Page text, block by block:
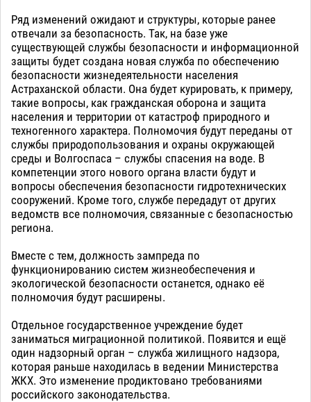
Ряд изменений ожидают и структуры, которые ранее
отвечали за безопасность. Так, на базе уже
существующей службы безопасности и информационной
защиты будет создана новая служба по обеспечению
безопасности жизнедеятельности населения
Астраханской области. Она будет курировать, к примеру,
такие вопросы, как гражданская оборона и защита
населения и территории от катастроф природного и
техногенного характера. Полномочия будут переданы от
службы природопользования и охраны окружающей
среды и Волгоспаса – службы спасения на воде. В
компетенции этого нового органа власти будут и
вопросы обеспечения безопасности гидротехнических
сооружений. Кроме того, службе передадут от других
ведомств все полномочия, связанные с безопасностью
региона.
Вместе с тем, должность зампреда по
функционированию систем жизнеобеспечения и
экологической безопасности останется, однако её
полномочия будут расширены.
Отдельное государственное учреждение будет
заниматься миграционной политикой. Появится и ещё
один надзорный орган – служба жилищного надзора,
которая раньше находилась в ведении Министерства
ЖКХ. Это изменение продиктовано требованиями
российского законодательства.